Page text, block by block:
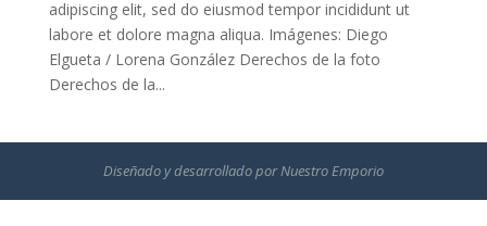
adipiscing elit, sed do eiusmod tempor incididunt ut
labore et dolore magna aliqua. Imágenes: Diego
Elgueta / Lorena González Derechos de la foto
Derechos de la...
Diseñado y desarrollado porNuestro Emporio